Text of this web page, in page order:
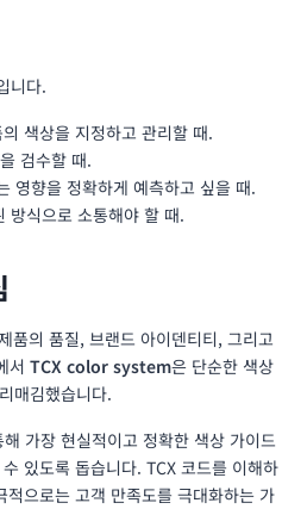
니다.
색상을 지정하고 관리할 때.
검수할 때.
영향을 정확하게 예측하고 싶을 때.
방식으로 소통해야 할 때.
품의 품질, 브랜드 아이덴티티, 그리고
서 TCX color system은 단순한 색상
매김했습니다.
가장 현실적이고 정확한 색상 가이드
있도록 돕습니다. TCX 코드를 이해하
으로는 고객 만족도를 극대화하는 가